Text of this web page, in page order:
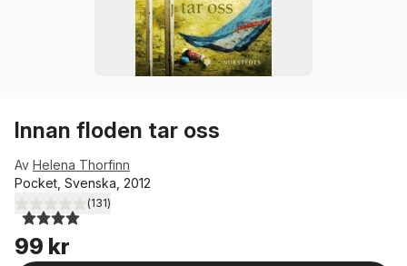
Innan floden tar oss
Av Helena Thorfinn
Pocket, Svenska, 2012
4,0utav 5 stjärnor. Totalt antal röster:
(131)
99 kr